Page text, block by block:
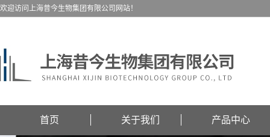
欢迎访问上海昔今生物集团有限公司网站！
首页 关于我们 产品中心